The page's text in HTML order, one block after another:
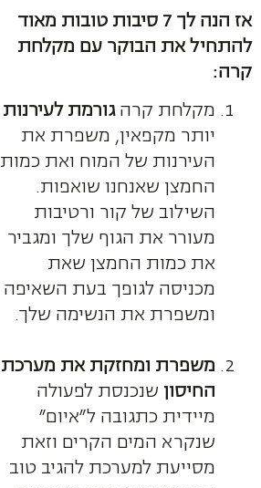
אז הנה לך 7 סיבות טובות מאוד
להתחיל את הבוקר עם מקלחת
קרה:
מקלחת קרהגורמת לעירנות
יותר מקפאין, משפרת את
העירנות של המוח ואת כמות
החמצן שאנחנו שואפות.
השילוב של קור ורטיבות
מעורר את הגוף שלך ומגביר
את כמות החמצן שאת
מכניסה לגופך בעת השאיפה
ומשפרת את הנשימה שלך.
משפרת ומחזקת את מערכת
החיסון שנכנסת לפעולה
מיידית כתגובה ל״איום״
שנקרא המים הקרים וזאת
מסייעת למערכת להגיב טוב